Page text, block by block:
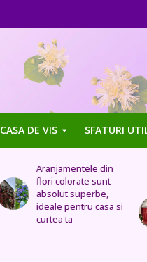
CASA DE VIS SFATURI
Uleiul de trandafir
tratează stomacul,
bolile organelor
genitale feminine,
insomnia, durerile de